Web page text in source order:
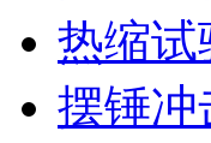
热缩试
摆锤冲